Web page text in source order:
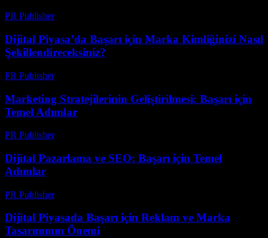
PR Publisher-
Dijital Piyasa’da Başarı için Marka Kimliğinizi Nasıl
Şekillendireceksiniz?
PR Publisher-
Marketing Stratejilerinin Geliştirilmesi: Başarı için
Temel Adımlar
PR Publisher-
Dijital Pazarlama ve SEO: Başarı için Temel
Adımlar
PR Publisher-
Dijital Piyasada Başarı için Reklam ve Marka
Tasarımının Önemi